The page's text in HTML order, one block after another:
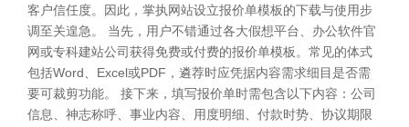
客户信任度。因此，掌执网站设立报价单模板的下载与使用步
调至关遑急。 当先，用户不错通过各大假想平台、办公软件官
网或专科建站公司获得免费或付费的报价单模板。常见的体式
包括Word、Excel或PDF，遴荐时应凭据内容需求细目是否需
要可裁剪功能。 接下来，填写报价单时需包含以下内容：公司
信息、神志称呼、事业内容、用度明细、付款时势、协议期限